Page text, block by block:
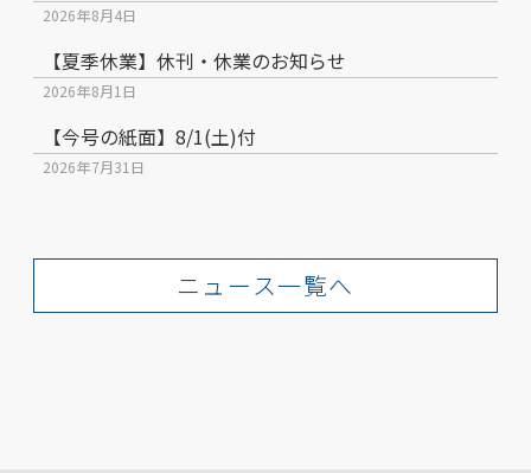
2026年8月4日
【夏季休業】休刊・休業のお知らせ
2026年8月1日
【今号の紙面】8/1(土)付
2026年7月31日
ニュース一覧へ